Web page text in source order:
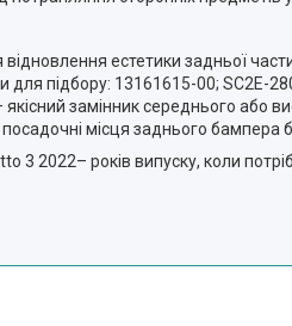
естетики задньої
для підбору: 13161615-00; SC2E-
якісний замінник середнього або
посадочні місця заднього бампера
3 2022– років випуску, коли